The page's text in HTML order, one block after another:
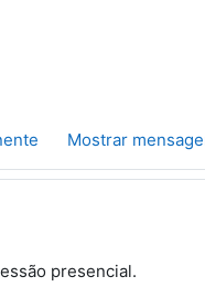
Mostrar
presencial.